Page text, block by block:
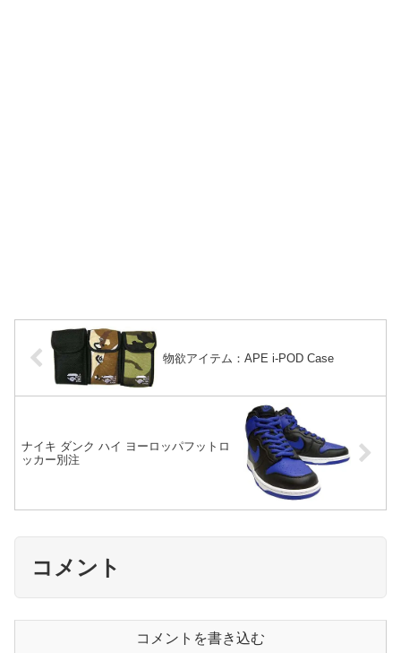
物欲アイテム：APE i-POD Case
ナイキ ダンク ハイ ヨーロッパフットロ
ッカー別注
コメント
コメントを書き込む